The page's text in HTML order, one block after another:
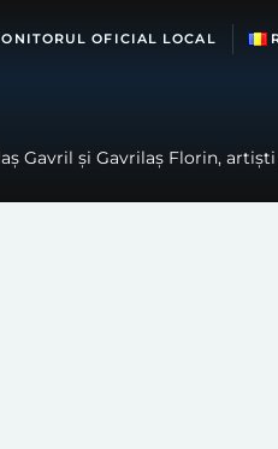
OFICIAL LOCAL
Gavril și Gavrilaș Florin,